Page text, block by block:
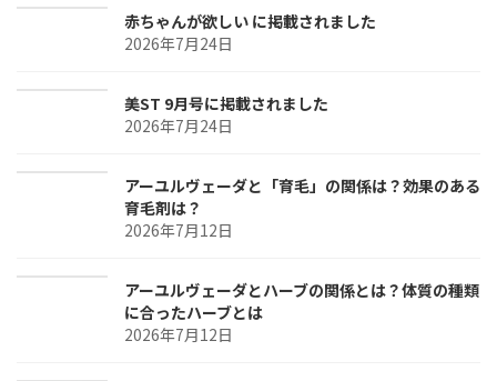
赤ちゃんが欲しい に掲載されました
2026年7月24日
美ST 9月号に掲載されました
2026年7月24日
アーユルヴェーダと「育毛」の関係は？効果のある
育毛剤は？
2026年7月12日
アーユルヴェーダとハーブの関係とは？体質の種類
に合ったハーブとは
2026年7月12日